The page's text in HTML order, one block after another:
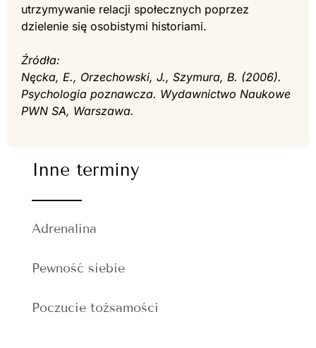
utrzymywanie relacji społecznych poprzez
dzielenie się osobistymi historiami.
Źródła:
Nęcka, E., Orzechowski, J., Szymura, B. (2006).
Psychologia poznawcza. Wydawnictwo Naukowe
PWN SA, Warszawa.
Inne terminy
Adrenalina
Pewność siebie
Poczucie tożsamości